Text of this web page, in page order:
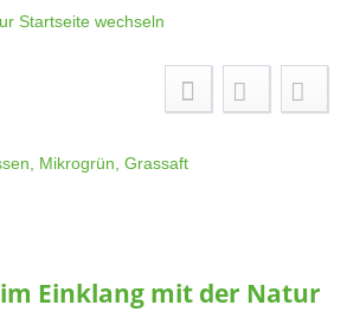
Mikrogrün, Grassaft
Einklang mit der Natur